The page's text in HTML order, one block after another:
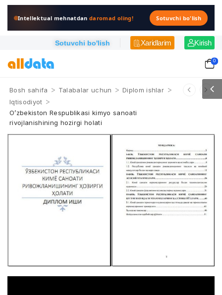
Intellektual mehnatdandaromad oling! Sotuvchi bo'lish
Sotuvchi bo'lish Xaridlarim Kirish
0
Bosh sahifa > Talabalar uchun > Diplom ishlar >
Iqtisodiyot >
O’zbekiston Respublikasi kimyo sanoati
rivojlanishining hozirgi holati